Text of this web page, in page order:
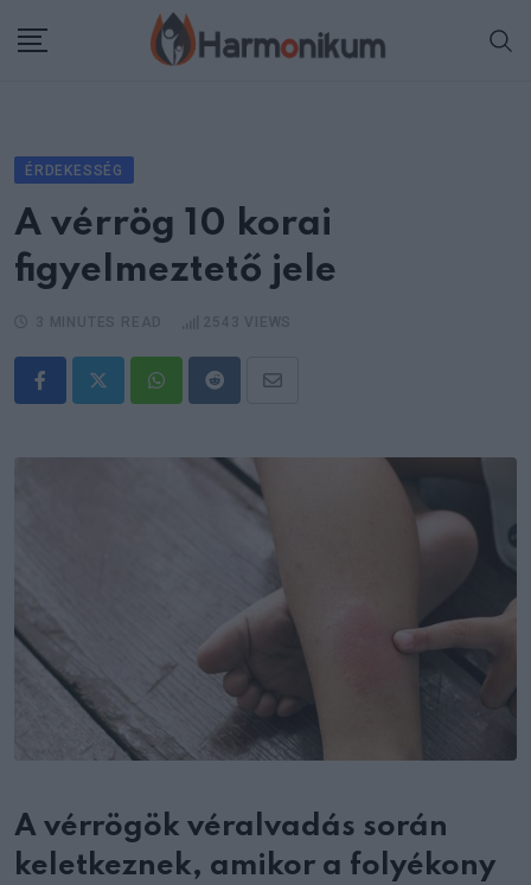
ÉRDEKESSÉG
A vérrög 10 korai
figyelmeztető jele
WhatsappRedditShare
Email
A vérrögök véralvadás során
keletkeznek, amikor a folyékony